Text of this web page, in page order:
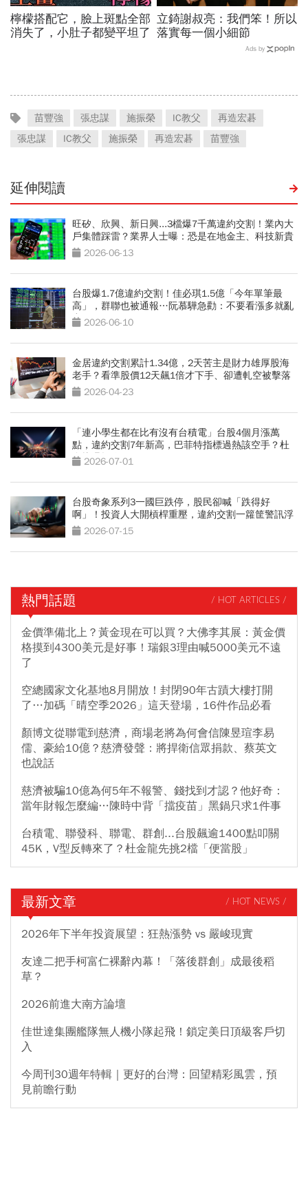
檸檬搭配它，臉上斑點全部
消失了，小肚子都變平坦了
立錡謝叔亮：我們笨！所以
落實每一個小細節
Ads by
苗豐強 張忠謀 施振榮 IC教父
再造宏碁
張忠謀
IC教父 施振榮 再造宏碁 苗豐強
延伸閱讀
旺矽、欣興、新日興...3檔爆7千萬違約交割！業內大
戶集體踩雷？業界人士曝：恐是在地金主、科技新貴
2026-06-13
台股爆1.7億違約交割！佳必琪1.5億「今年單筆最
高」，群聯也被通報…阮慕驊急勸：不要看漲多就亂
空 2026-06-10
金居違約交割累計1.34億，2天苦主是財力雄厚股海
老手？看準股價12天飆1倍才下手、卻遭軋空被擊落
2026-04-23
「連小學生都在比有沒有台積電」台股4個月漲萬
點，違約交割7年新高，巴菲特指標過熱該空手？杜
金龍曝操作
2026-07-01
台股奇象系列3一國巨跌停，股民卻喊「跌得好
啊」！投資人大開槓桿重壓，違約交割一籮筐警訊浮
現 2026-07-15
熱門話題 / HOT ARTICLES /
金價準備北上？黃金現在可以買？大佛李其展：黃金價
格摸到4300美元是好事！瑞銀3理由喊5000美元不遠
了
空總國家文化基地8月開放！封閉90年古蹟大樓打開
了…加碼「晴空季2026」這天登場，16件作品必看
顏博文從聯電到慈濟，商場老將為何會信陳昱瑄李易
儒、豪給10億？慈濟發聲：將捍衛信眾捐款、蔡英文
也說話
慈濟被騙10億為何5年不報警、錢找到才認？他好奇：
當年財報怎麼編…陳時中背「擋疫苗」黑鍋只求1件事
台積電、聯發科、聯電、群創...台股飆逾1400點叩關
45K，V型反轉來了？杜金龍先挑2檔「便當股」
最新文章 / HOT NEWS /
2026年下半年投資展望：狂熱漲勢 vs 嚴峻現實
友達二把手柯富仁裸辭內幕！「落後群創」成最後稻
草？
2026前進大南方論壇
佳世達集團艦隊無人機小隊起飛！鎖定美日頂級客戶切
入
今周刊30週年特輯｜更好的台灣：回望精彩風雲，預
見前瞻行動